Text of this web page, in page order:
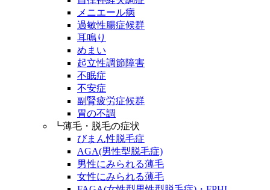
メニエール病
過敏性腸症候群
耳鳴り
めまい
起立性調節障害
不眠症
不安症
副腎疲労症候群
胃の不調
┗薄毛・脱毛の症状
びまん性脱毛症
AGA(男性型脱毛症)
男性にみられる薄毛
女性にみられる薄毛